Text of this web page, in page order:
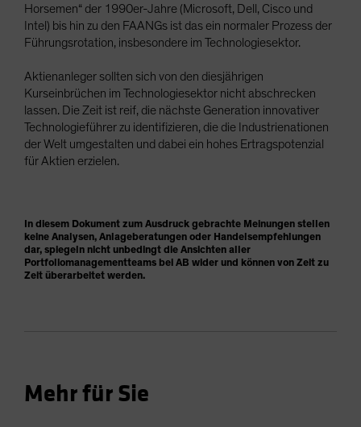
Horsemen“ der 1990er-Jahre (Microsoft, Dell, Cisco und
Intel) bis hin zu den FAANGs ist das ein normaler Prozess der
Führungsrotation, insbesondere im Technologiesektor.
Aktienanleger sollten sich von den diesjährigen
Kurseinbrüchen im Technologiesektor nicht abschrecken
lassen. Die Zeit ist reif, die nächste Generation innovativer
Technologieführer zu identifizieren, die die Industrienationen
der Welt umgestalten und dabei ein hohes Ertragspotenzial
für Aktien erzielen.
In diesem Dokument zum Ausdruck gebrachte Meinungen stellen
keine Analysen, Anlageberatungen oder Handelsempfehlungen
dar, spiegeln nicht unbedingt die Ansichten aller
Portfoliomanagementteams bei AB wider und können von Zeit zu
Zeit überarbeitet werden.
Mehr für Sie